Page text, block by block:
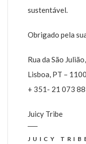
sustentável.
Obrigado pela
Rua da São
Lisboa, PT –
+ 351- 21 073
Juicy Tribe
JUICY